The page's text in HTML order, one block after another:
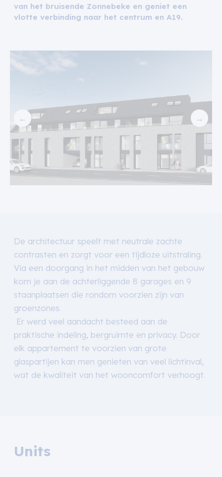
van het bruisende Zonnebeke en geniet een
vlotte verbinding naar het centrum en A19.
← →
De architectuur speelt met neutrale zachte
contrasten en zorgt voor een tijdloze uitstraling.
Via een doorgang in het midden van het gebouw
kom je aan de achterliggende 8 garages en 9
staanplaatsen die rondom voorzien zijn van
groenzones.
Er werd veel aandacht besteed aan de
praktische indeling, bergruimte en privacy. Door
elk appartement te voorzien van grote
glaspartijen kan men genieten van veel lichtinval,
wat de kwaliteit van het wooncomfort verhoogt.
Units